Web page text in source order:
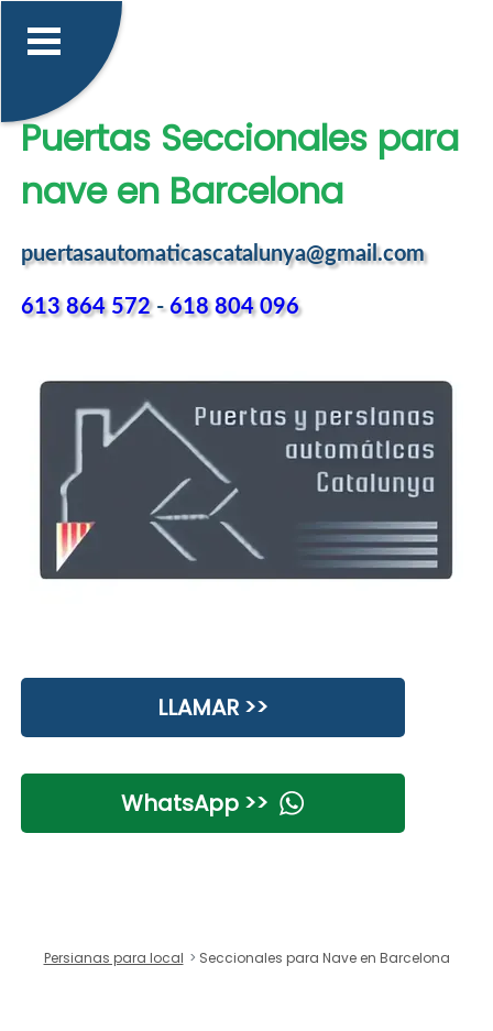
Puertas Seccionales para
nave en Barcelona
puertasautomaticascatalunya@gmail.com
613 864 572-618 804 096
LLAMAR >>
WhatsApp >>
Persianas para local Seccionales para Nave en Barcelona